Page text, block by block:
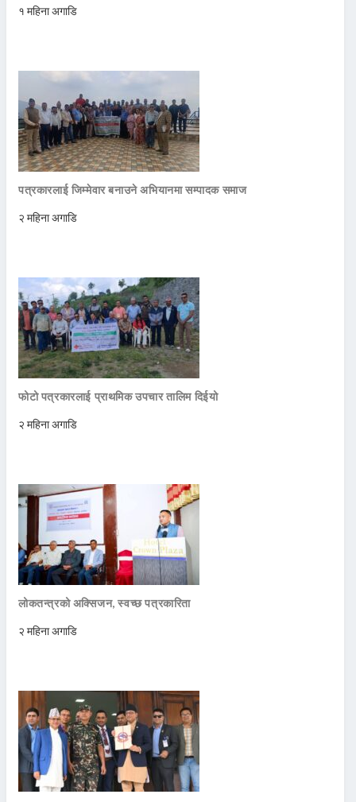
१ महिना अगाडि
पत्रकारलाई जिम्मेवार बनाउने अभियानमा सम्पादक समाज
२ महिना अगाडि
फोटो पत्रकारलाई प्राथमिक उपचार तालिम दिईयो
२ महिना अगाडि
लोकतन्त्रको अक्सिजन, स्वच्छ पत्रकारिता
२ महिना अगाडि